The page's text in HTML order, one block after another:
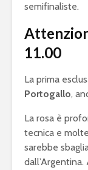
semifinaliste.
11.00
La prima
Portogallo,
La rosa è
tecnica e
sarebbe